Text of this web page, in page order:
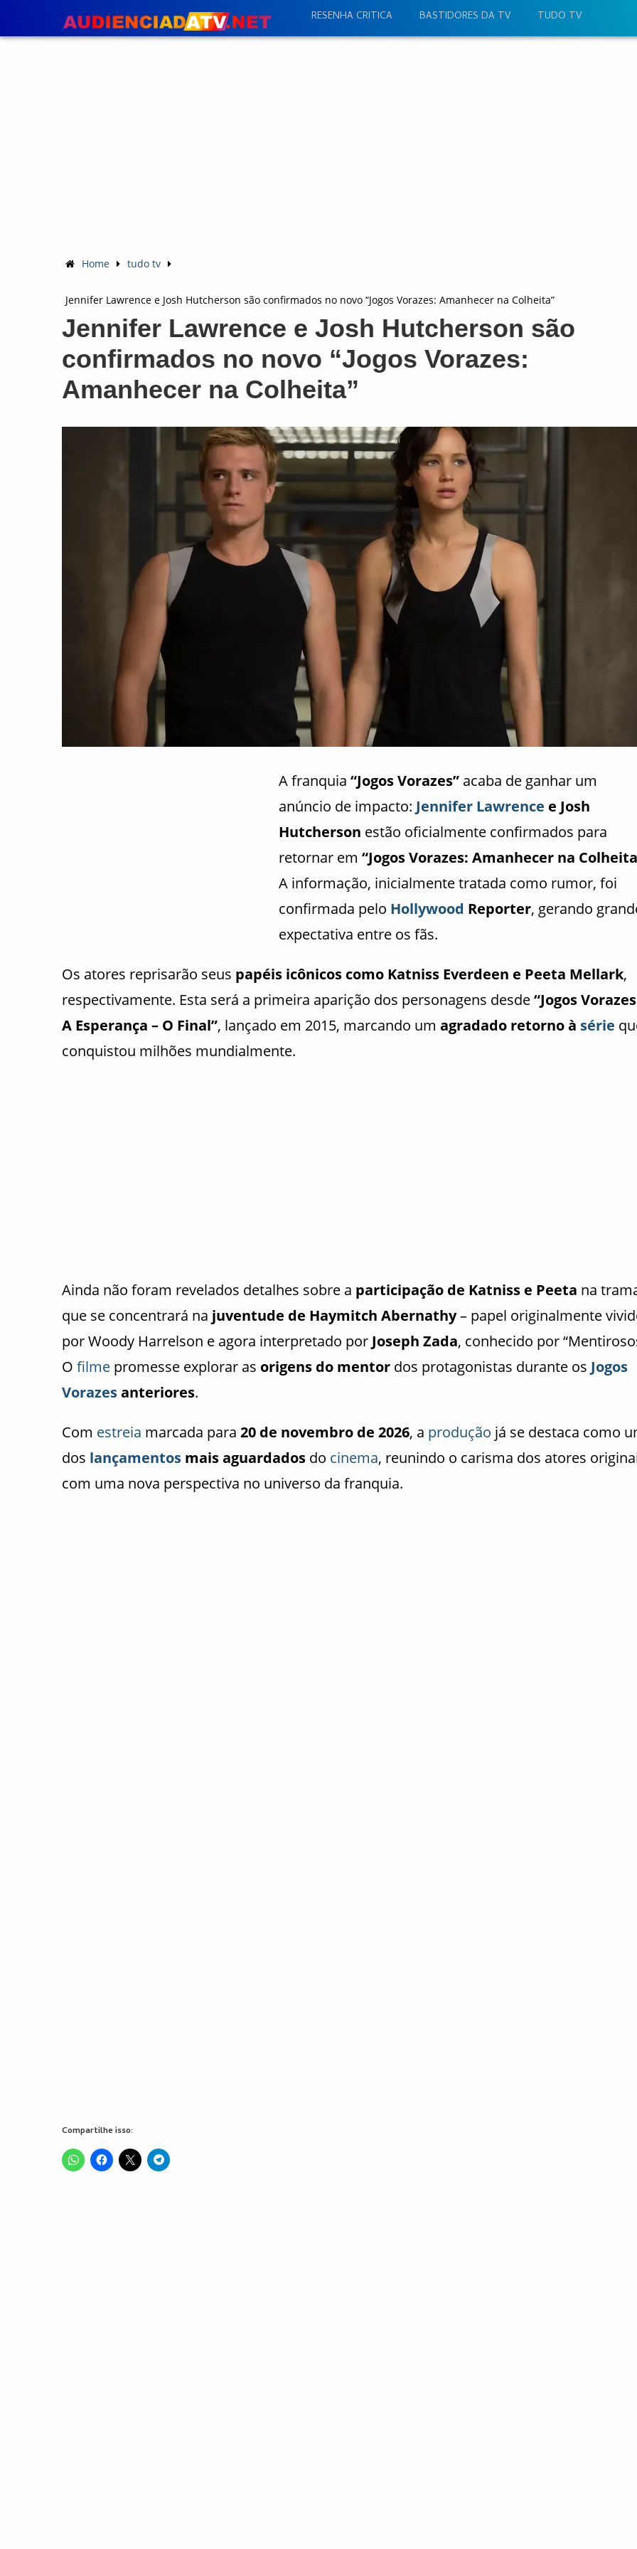
RESENHA CRITICA BASTIDORES DA TV TUDO TV
Home tudo tv
Jennifer Lawrence e Josh Hutcherson são confirmados no novo “Jogos Vorazes: Amanhecer na Colheita”
Jennifer Lawrence e Josh Hutcherson são
confirmados no novo “Jogos Vorazes:
Amanhecer na Colheita”
A franquia “Jogos Vorazes” acaba de ganhar um
anúncio de impacto: Jennifer Lawrence e Josh
Hutcherson estão oficialmente confirmados para
retornar em “Jogos Vorazes: Amanhecer na
A informação, inicialmente tratada como rumor, foi
confirmada pelo Hollywood Reporter, gerando
expectativa entre os fãs.
Os atores reprisarão seus papéis icônicos como Katniss Everdeen e Peeta Mellark,
respectivamente. Esta será a primeira aparição dos personagens desde“Jogos
A Esperança – O Final”, lançado em 2015, marcando um agradado retorno à série
conquistou milhões mundialmente.
Ainda não foram revelados detalhes sobre a participação de Katniss e Peeta na
que se concentrará na juventude de Haymitch Abernathy– papel originalmente
por Woody Harrelson e agora interpretado por Joseph Zada, conhecido por
O filme promesse explorar as origens do mentor dos protagonistas durante os Jogos
Vorazesanteriores.
Com estreia marcada para 20 de novembro de 2026, a produção já se destaca como
dos lançamentos mais aguardados do cinema, reunindo o carisma dos atores
com uma nova perspectiva no universo da franquia.
Compartilhe isso: